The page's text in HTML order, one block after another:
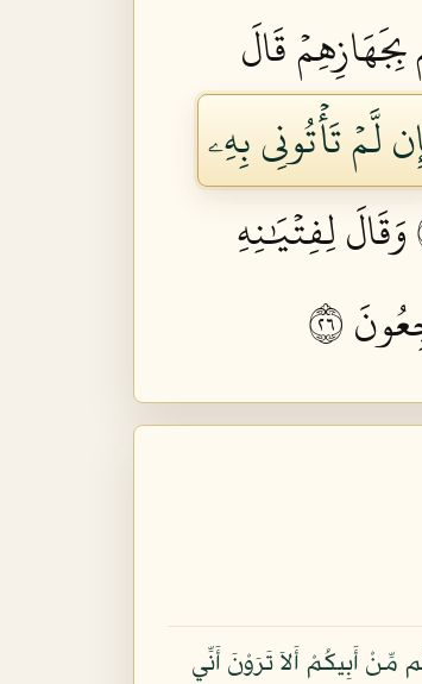
قَالَ
لَّمۡ تَأۡتُونِي بِهِۦ
وَقَالَ لِفِتۡيَٰنِهِ
٦٢
أَبِيكُمْ أَلاَ تَرَوْنَ أَنِّي